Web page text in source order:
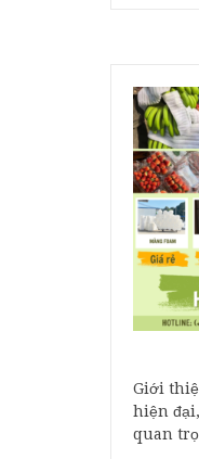
Giới
hiện
quan